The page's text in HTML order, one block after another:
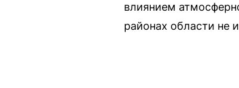
влиянием
районах области не